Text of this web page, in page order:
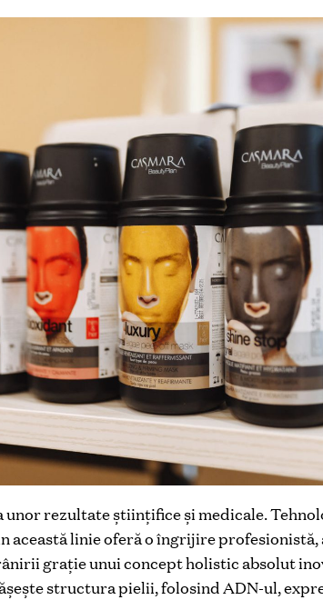
unor rezultate ştiinţifice şi medicale.
această linie oferă o îngrijire
graţie unui concept holistic absolut
structura pielii, folosind ADN-ul,